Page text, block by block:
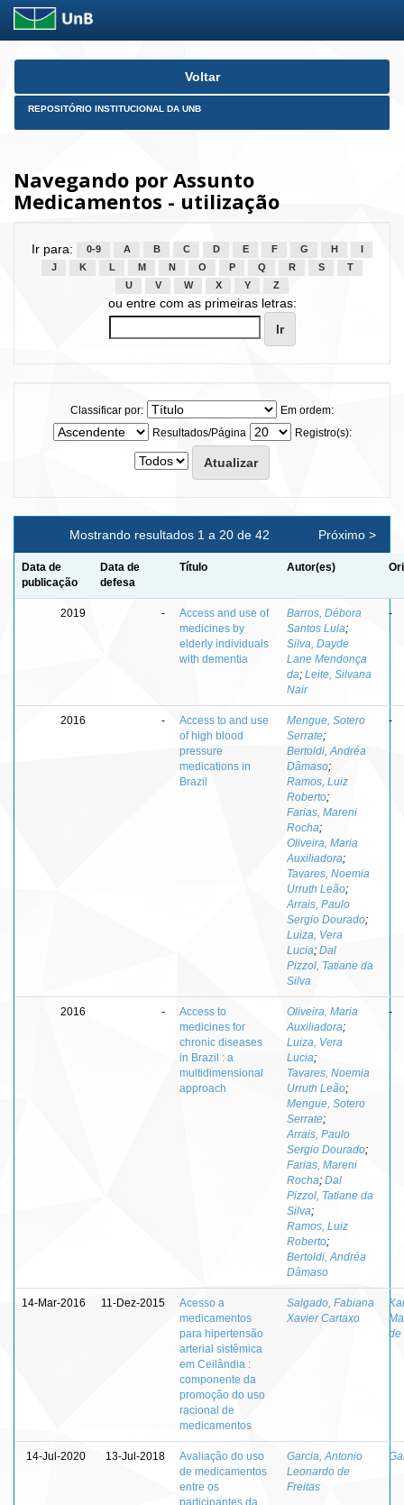
Skip
Voltar
REPOSITÓRIO INSTITUCIONAL DA UNB
Navegando por Assunto
Medicamentos - utilização
Ir para: 0-9 A B C D E F G H
J
K L M N O P Q R S
T
U
V W X Y Z
ou entre com as primeiras letras:
Classificar por:
Em ordem:
Resultados/Página
Registro(s):
Mostrando resultados 1 a 20 de 42 Próximo >
Data de
publicação
Data de
defesa
Título Autor(es)
2019 -
Access and use of
medicines by
elderly individuals
with dementia
Barros, Débora
Santos Lula;
Silva, Dayde
Lane Mendonça
da; Leite, Silvana
Nair
-
2016 -
Access to and use
of high blood
pressure
medications in
Brazil
Mengue, Sotero
Serrate;
Bertoldi, Andréa
Dâmaso;
Ramos, Luiz
Roberto;
Farias, Mareni
Rocha;
Oliveira, Maria
Auxiliadora;
Tavares, Noemia
Urruth Leão;
Arrais, Paulo
Sergio Dourado;
Luiza, Vera
Lucia; Dal
Pizzol, Tatiane da
Silva
-
2016 -
Access to
medicines for
chronic diseases
in Brazil : a
multidimensional
approach
Oliveira, Maria
Auxiliadora;
Luiza, Vera
Lucia;
Tavares, Noemia
Urruth Leão;
Mengue, Sotero
Serrate;
Arrais, Paulo
Sergio Dourado;
Farias, Mareni
Rocha; Dal
Pizzol, Tatiane da
Silva;
Ramos, Luiz
Roberto;
Bertoldi, Andréa
Dâmaso
-
14-Mar-2016 11-Dez-2015
Acesso a
medicamentos
para hipertensão
arterial sistêmica
em Ceilândia :
componente da
promoção do uso
racional de
medicamentos
Salgado, Fabiana
Xavier Cartaxo
de
14-Jul-2020 13-Jul-2018
Avaliação do uso
de medicamentos
entre os
participantes da
Garcia, Antonio
Leonardo de
Freitas